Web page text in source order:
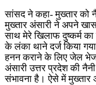
सांसद ने कहा- मुख्‍तार को
मुख्तार अंसारी ने अपने
साथ मेरे खिलाफ दुष्कर्म का
के लंका थाने दर्ज किया
हनन कराने के लिए जेल
अंसारी उत्तर प्रदेश की
संभावना है। ऐसे में मुख्तार